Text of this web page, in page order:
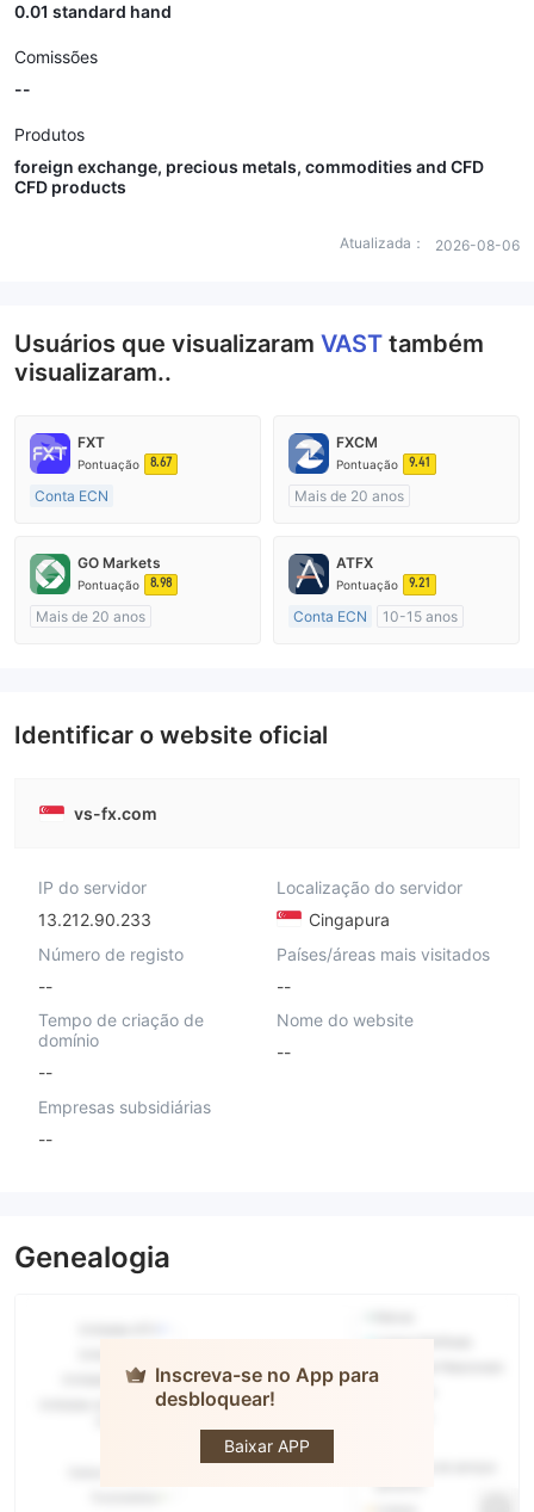
0.01 standard hand
Comissões
--
Produtos
foreign exchange, precious metals, commodities and CFD
CFD products
Atualizada： 2026-08-06
Usuários que visualizaram VAST também
visualizaram..
FXT
Pontuação 8.67
Conta ECN
Austrália Regulamento
Market Marketing (MM)
FXCM
Pontuação 9.41
Mais de 20 anos
Market Marketing (MM)
Etiqueta principal MT4
GO Markets
Pontuação 8.98
Mais de 20 anos
ATFX
Pontuação 9.21
Conta ECN
10-15 anos
Identificar o website oficial
vs-fx.com
IP do servidor
13.212.90.233
Localização do servidor
Cingapura
Número de registo
--
Países/áreas mais visitados
--
Tempo de criação de
domínio
--
Nome do website
--
Empresas subsidiárias
--
Genealogia
Inscreva-se no App para
desbloquear!
Baixar APP